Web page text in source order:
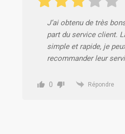
J’ai obtenu de très
part du service client.
simple et rapide, je
recommander leur
0 Répondre